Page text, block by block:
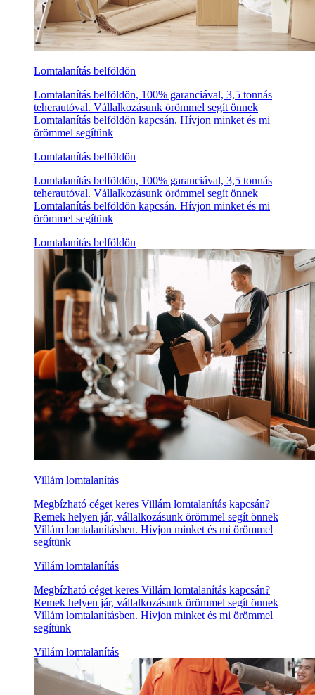
Lomtalanítás belföldön
Lomtalanítás belföldön, 100% garanciával, 3,5 tonnás
teherautóval. Vállalkozásunk örömmel segít önnek
Lomtalanítás belföldön kapcsán. Hívjon minket és mi
örömmel segítünk
Lomtalanítás belföldön
Lomtalanítás belföldön, 100% garanciával, 3,5 tonnás
teherautóval. Vállalkozásunk örömmel segít önnek
Lomtalanítás belföldön kapcsán. Hívjon minket és mi
örömmel segítünk
Lomtalanítás belföldön
Villám lomtalanítás
Megbízható céget keres Villám lomtalanítás kapcsán?
Remek helyen jár, vállalkozásunk örömmel segít önnek
Villám lomtalanításben. Hívjon minket és mi örömmel
segítünk
Villám lomtalanítás
Megbízható céget keres Villám lomtalanítás kapcsán?
Remek helyen jár, vállalkozásunk örömmel segít önnek
Villám lomtalanításben. Hívjon minket és mi örömmel
segítünk
Villám lomtalanítás